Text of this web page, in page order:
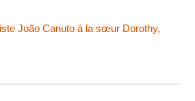
João Canuto à la sœur Dorothy,